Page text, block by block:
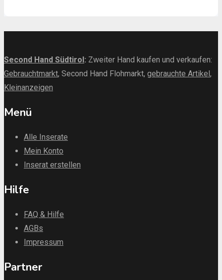
Second Hand Südtirol: Zweiter Hand kaufen und verkaufen:
Gebrauchtmarkt, Second Hand Flohmarkt, gebrauchte Artikel,
Kleinanzeigen
Menü
Alle Inserate
Mein Konto
Inserat erstellen
Hilfe
FAQ & Hilfe
AGBs
Impressum
Partner